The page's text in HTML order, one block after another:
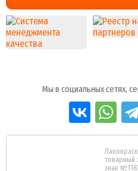
Мы в социальных сетях,
товарный
знак